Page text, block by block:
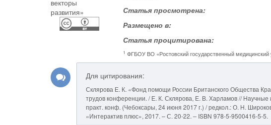
Статья просмотрена:
Размещено в:
Статья процитирована:
1 ФГБОУ ВО «Ростовский государственный медицинский
Для цитирования:
Склярова Е. К. «Фонд помощи России Британского Общества
трудов конференции. / Е. К. Склярова, Е. В. Харламов //
практ. конф. (Чебоксары, 24 июня 2017 г.) / редкол.: О. Н.
«Интерактив плюс», 2017. – С. 20-22. – ISBN 978-5-9500416-5-5.